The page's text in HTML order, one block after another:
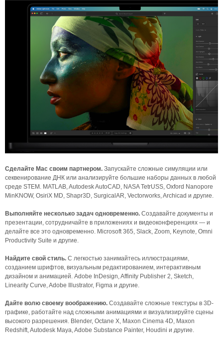
Сделайте Mac своим партнером. Запускайте сложные симуляции или
секвенирование ДНК или анализируйте большие наборы данных в любой
среде STEM. MATLAB, Autodesk AutoCAD, NASA TetrUSS, Oxford Nanopore
MinKNOW, OsiriX MD, Shapr3D, SurgicalAR, Vectorworks, Archicad и другие.
Выполняйте несколько задач одновременно. Создавайте документы и
презентации, сотрудничайте в приложениях и видеоконференциях — и
делайте все это одновременно. Microsoft 365, Slack, Zoom, Keynote, Omni
Productivity Suite и другие.
Найдите свой стиль. С легкостью занимайтесь иллюстрациями,
созданием шрифтов, визуальным редактированием, интерактивным
дизайном и анимацией. Adobe InDesign, Affinity Publisher 2, Sketch,
Linearity Curve, Adobe Illustrator, Figma и другие.
Дайте волю своему воображению. Создавайте сложные текстуры в 3D-
графике, работайте над сложными анимациями и визуализируйте сцены
высокого разрешения. Blender, Octane X, Maxon Cinema 4D, Maxon
Redshift, Autodesk Maya, Adobe Substance Painter, Houdini и другие.